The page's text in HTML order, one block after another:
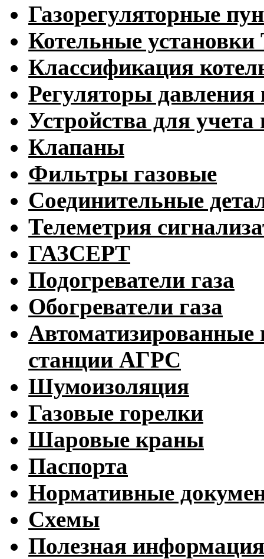
Газорегуляторные
Котельные
Классификация
Регуляторы давления
Устройства для учета
Клапаны
Фильтры газовые
Соединительные
Телеметрия
ГАЗСЕРТ
Подогреватели газа
Обогреватели газа
Автоматизированные
станции АГРС
Шумоизоляция
Газовые горелки
Шаровые краны
Паспорта
Нормативные
Схемы
Полезная информация